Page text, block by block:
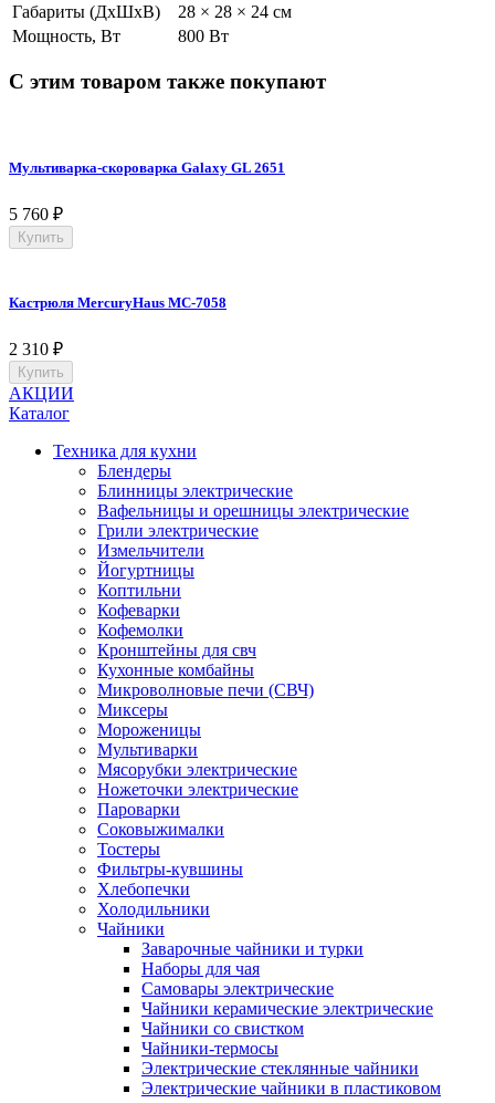
Габариты (ДхШхВ)
28 × 28 × 24 см
Мощность, Вт
800 Вт
С этим товаром также покупают
Мультиварка-скороварка Galaxy GL 2651
5 760 ₽
Купить
Кастрюля MercuryHaus MC-7058
2 310 ₽
Купить
АКЦИИ
Каталог
Техника для кухни
Блендеры
Блинницы электрические
Вафельницы и орешницы электрические
Грили электрические
Измельчители
Йогуртницы
Коптильни
Кофеварки
Кофемолки
Кронштейны для свч
Кухонные комбайны
Микроволновые печи (СВЧ)
Миксеры
Мороженицы
Мультиварки
Мясорубки электрические
Ножеточки электрические
Пароварки
Соковыжималки
Тостеры
Фильтры-кувшины
Хлебопечки
Холодильники
Чайники
Заварочные чайники и турки
Наборы для чая
Самовары электрические
Чайники керамические электрические
Чайники со свистком
Чайники-термосы
Электрические стеклянные чайники
Электрические чайники в пластиковом